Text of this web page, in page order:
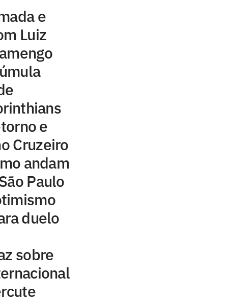
e
Luiz
e
Cruzeiro
andam
Paulo
duelo
sobre